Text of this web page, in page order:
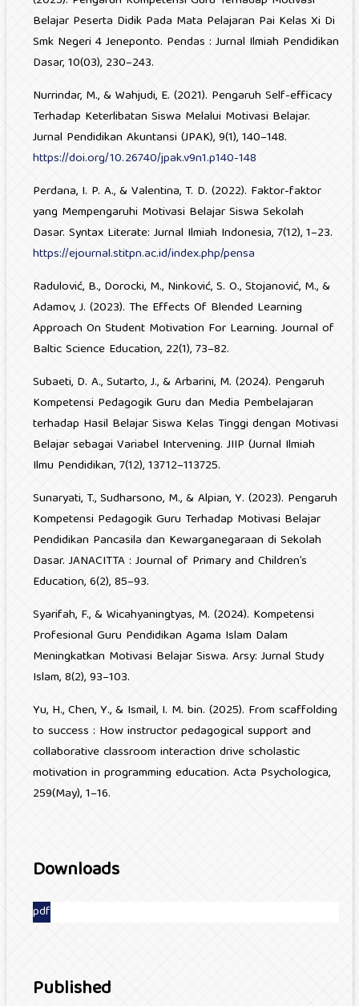
Belajar Peserta Didik Pada Mata Pelajaran Pai Kelas Xi Di
Smk Negeri 4 Jeneponto. Pendas : Jurnal Ilmiah Pendidikan
Dasar, 10(03), 230–243.
Nurrindar, M., & Wahjudi, E. (2021). Pengaruh Self-efficacy
Terhadap Keterlibatan Siswa Melalui Motivasi Belajar.
Jurnal Pendidikan Akuntansi (JPAK), 9(1), 140–148.
https://doi.org/10.26740/jpak.v9n1.p140-148
Perdana, I. P. A., & Valentina, T. D. (2022). Faktor-faktor
yang Mempengaruhi Motivasi Belajar Siswa Sekolah
Dasar. Syntax Literate: Jurnal Ilmiah Indonesia, 7(12), 1–23.
https://ejournal.stitpn.ac.id/index.php/pensa
Radulović, B., Dorocki, M., Ninković, S. O., Stojanović, M., &
Adamov, J. (2023). The Effects Of Blended Learning
Approach On Student Motivation For Learning. Journal of
Baltic Science Education, 22(1), 73–82.
Subaeti, D. A., Sutarto, J., & Arbarini, M. (2024). Pengaruh
Kompetensi Pedagogik Guru dan Media Pembelajaran
terhadap Hasil Belajar Siswa Kelas Tinggi dengan Motivasi
Belajar sebagai Variabel Intervening. JIIP (Jurnal Ilmiah
Ilmu Pendidikan, 7(12), 13712–113725.
Sunaryati, T., Sudharsono, M., & Alpian, Y. (2023). Pengaruh
Kompetensi Pedagogik Guru Terhadap Motivasi Belajar
Pendidikan Pancasila dan Kewarganegaraan di Sekolah
Dasar. JANACITTA : Journal of Primary and Children’s
Education, 6(2), 85–93.
Syarifah, F., & Wicahyaningtyas, M. (2024). Kompetensi
Profesional Guru Pendidikan Agama Islam Dalam
Meningkatkan Motivasi Belajar Siswa. Arsy: Jurnal Study
Islam, 8(2), 93–103.
Yu, H., Chen, Y., & Ismail, I. M. bin. (2025). From scaffolding
to success : How instructor pedagogical support and
collaborative classroom interaction drive scholastic
motivation in programming education. Acta Psychologica,
259(May), 1–16.
Downloads
pdf
Published